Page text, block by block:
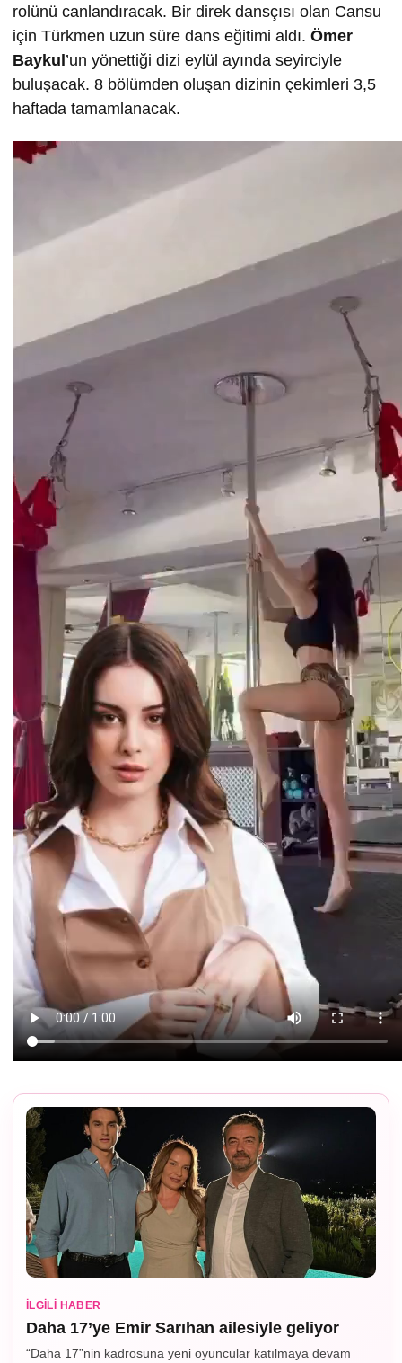
rolünü canlandıracak. Bir direk dansçısı olan Cansu
için Türkmen uzun süre dans eğitimi aldı. Ömer
Baykul ’un yönettiği dizi eylül ayında seyirciyle
buluşacak. 8 bölümden oluşan dizinin çekimleri 3,5
haftada tamamlanacak.
İLGILI HABER
Daha 17’ye Emir Sarıhan ailesiyle geliyor
“Daha 17”nin kadrosuna yeni oyuncular katılmaya devam